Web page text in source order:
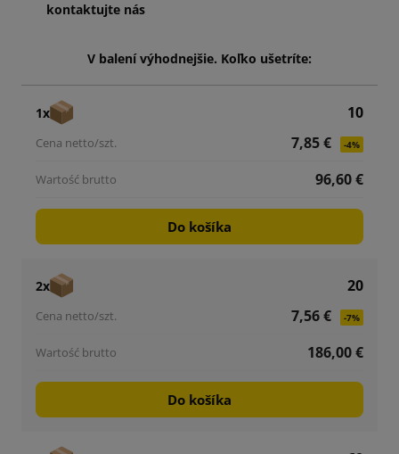
kontaktujte nás
V balení výhodnejšie. Koľko ušetríte:
1x
10
7,85 €
-4%
96,60 €
Do košíka
2x
20
7,56 €
-7%
186,00 €
Do košíka